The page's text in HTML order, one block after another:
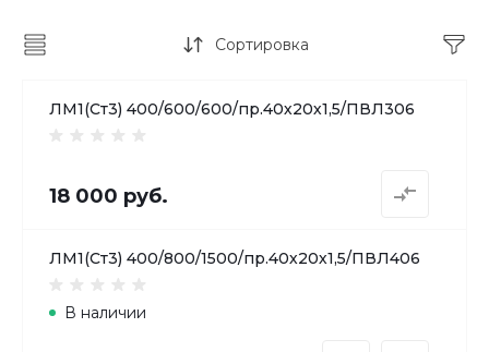
Сортировка
ЛМ1(Ст3) 400/600/600/пр.40х20х1,5/ПВЛ306
18 000 руб.
ЛМ1(Ст3) 400/800/1500/пр.40х20х1,5/ПВЛ406
В наличии